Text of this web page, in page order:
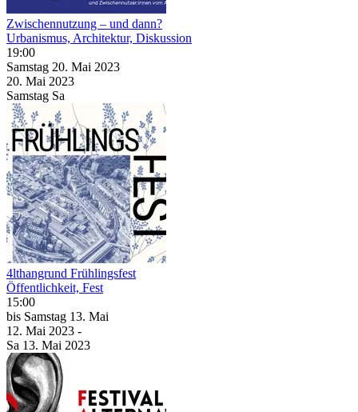
Zwischennutzung – und dann?
Urbanismus, Architektur, Diskussion
19:00
Samstag 20. Mai 2023
20. Mai 2023
Samstag Sa
4lthangrund Frühlingsfest
Öffentlichkeit, Fest
15:00
bis Samstag 13. Mai
12. Mai 2023 -
Sa 13. Mai 2023